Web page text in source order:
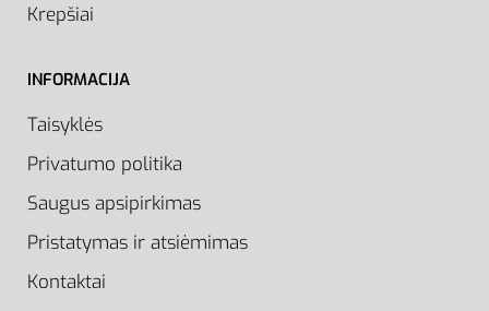
Krepšiai
INFORMACIJA
Taisyklės
Privatumo politika
Saugus apsipirkimas
Pristatymas ir atsiėmimas
Kontaktai